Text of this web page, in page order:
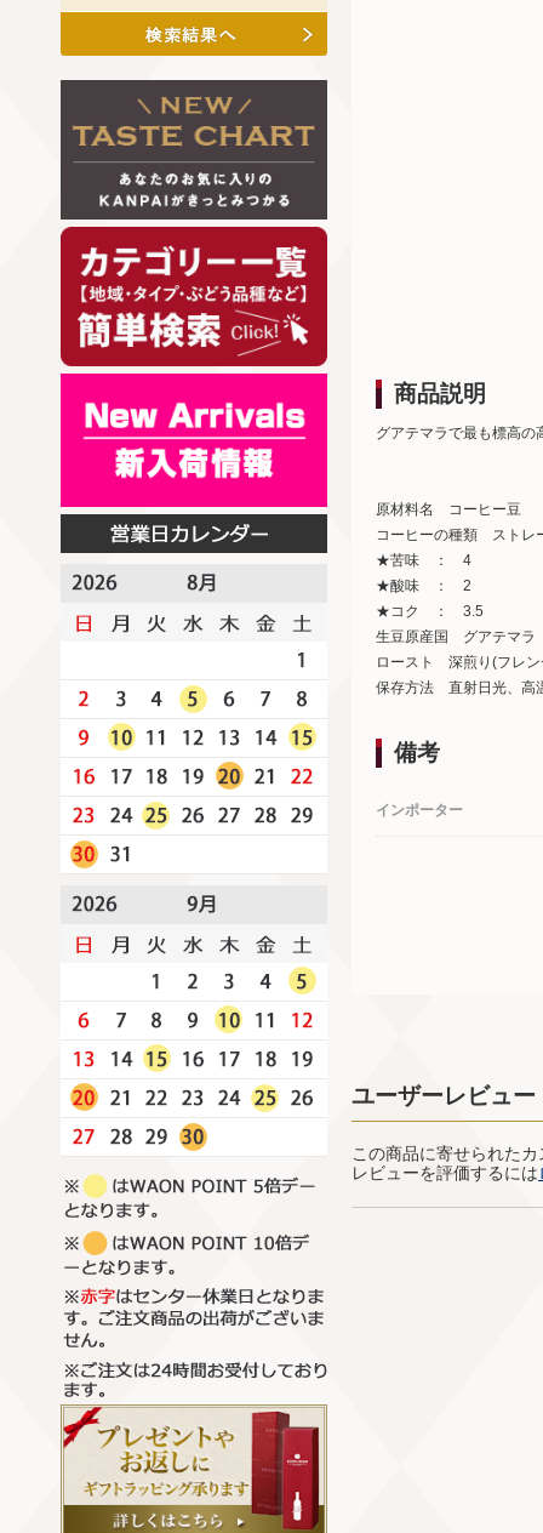
商品説明
グアテマラで最も標高の
原材料名 コーヒー豆
コーヒーの種類 ストレ
★苦味 ： 4
★酸味 ： 2
★コク ： 3.5
生豆原産国 グアテマラ
ロースト 深煎り(フレン
保存方法 直射日光、高
備考
インポーター
ユーザーレビュー
この商品に寄せられた
レビューを評価するには